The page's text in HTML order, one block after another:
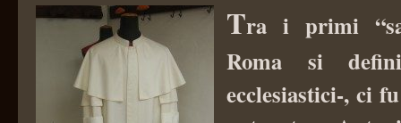
Tra i primi
Roma si
ecclesiastici-, ci